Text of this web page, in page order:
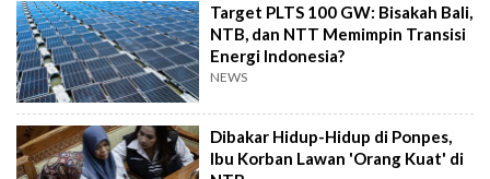
Target PLTS 100 GW: Bisakah Bali,
NTB, dan NTT Memimpin Transisi
Energi Indonesia?
NEWS
Dibakar Hidup-Hidup di Ponpes,
Ibu Korban Lawan 'Orang Kuat' di